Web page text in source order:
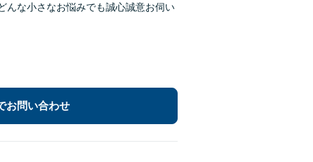
んな小さなお悩みでも誠心誠意お伺い
お問い合わせ